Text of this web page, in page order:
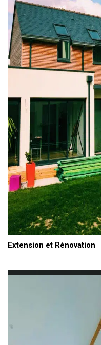
Extension et Rénovation |